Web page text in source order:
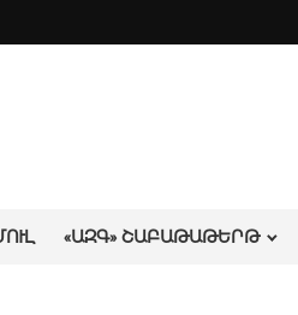
«ԱԶԳ» ՇԱԲԱԹԱԹԵՐԹ